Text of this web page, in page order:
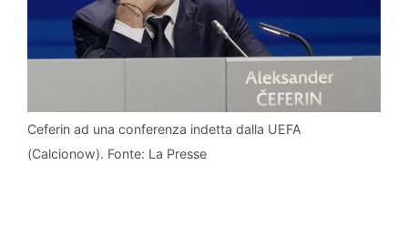
Ceferin ad una conferenza indetta dalla UEFA
(Calcionow). Fonte: La Presse